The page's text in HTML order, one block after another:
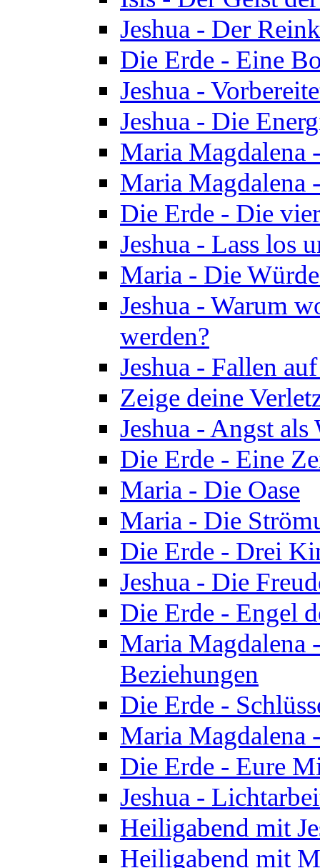
Jeshua - Der
Die Erde - Eine
Jeshua -
Jeshua - Die
Maria Magdalena
Maria Magdalena
Die Erde - Die
Jeshua - Lass los
Maria - Die
Jeshua - Warum
werden?
Jeshua - Fallen
Zeige deine
Jeshua - Angst als
Die Erde - Eine
Maria - Die Oase
Maria - Die
Die Erde - Drei
Jeshua - Die
Die Erde - Engel
Maria Magdalena
Beziehungen
Die Erde -
Maria Magdalena
Die Erde - Eure
Jeshua -
Heiligabend mit
Heiligabend mit